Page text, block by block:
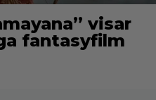
visar
fantasyfilm